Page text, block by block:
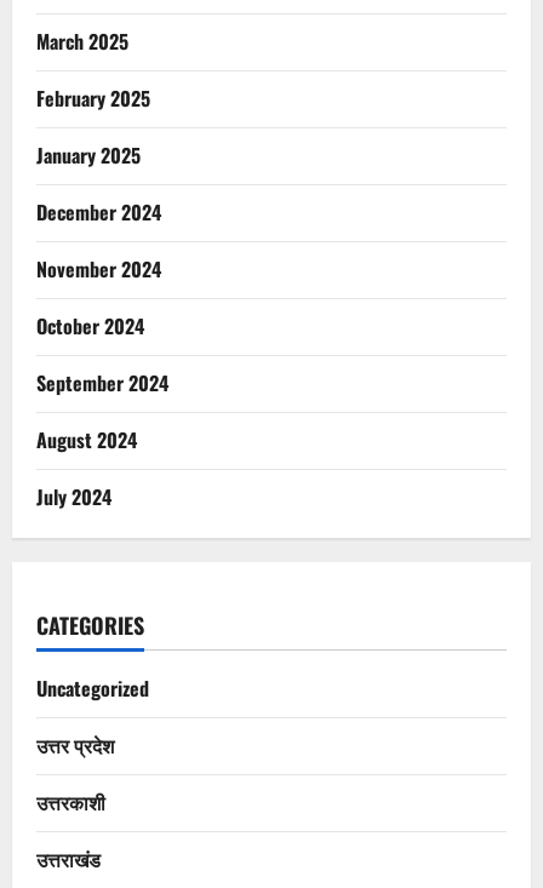
March 2025
February 2025
January 2025
December 2024
November 2024
October 2024
September 2024
August 2024
July 2024
CATEGORIES
Uncategorized
उत्तर प्रदेश
उत्तरकाशी
उत्तराखंड